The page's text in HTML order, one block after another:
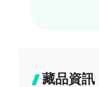
藏品資訊